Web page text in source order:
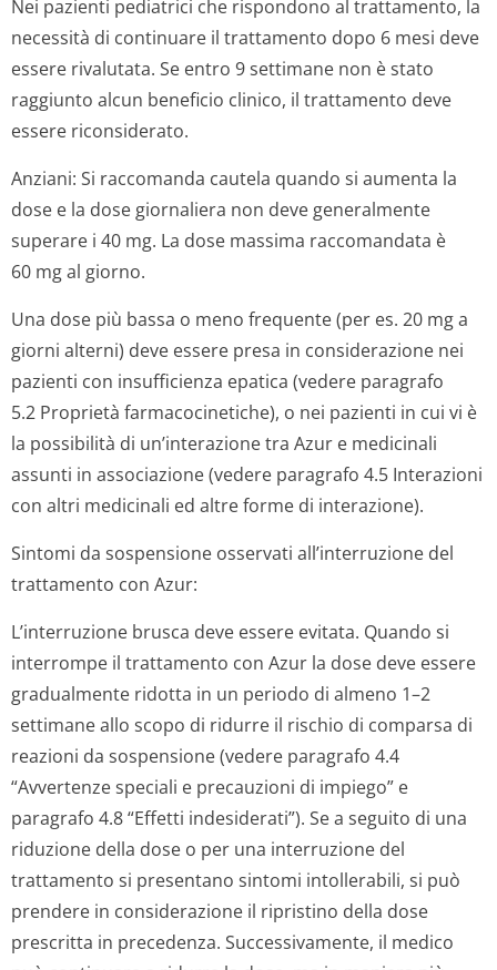
Nei pazienti pediatrici che rispondono al trattamento, la
necessità di continuare il trattamento dopo 6 mesi deve
essere rivalutata. Se entro 9 settimane non è stato
raggiunto alcun beneficio clinico, il trattamento deve
essere riconsiderato.
Anziani: Si raccomanda cautela quando si aumenta la
dose e la dose giornaliera non deve generalmente
superare i 40 mg. La dose massima raccomandata è
60 mg al giorno.
Una dose più bassa o meno frequente (per es. 20 mg a
giorni alterni) deve essere presa in considerazione nei
pazienti con insufficienza epatica (vedere paragrafo
5.2 Proprietà farmacocinetiche), o nei pazienti in cui vi è
la possibilità di un’interazione tra Azur e medicinali
assunti in associazione (vedere paragrafo 4.5 Interazioni
con altri medicinali ed altre forme di interazione).
Sintomi da sospensione osservati all’interruzione del
trattamento con Azur:
L’interruzione brusca deve essere evitata. Quando si
interrompe il trattamento con Azur la dose deve essere
gradualmente ridotta in un periodo di almeno 1–2
settimane allo scopo di ridurre il rischio di comparsa di
reazioni da sospensione (vedere paragrafo 4.4
“Avvertenze speciali e precauzioni di impiego” e
paragrafo 4.8 “Effetti indesiderati”). Se a seguito di una
riduzione della dose o per una interruzione del
trattamento si presentano sintomi intollerabili, si può
prendere in considerazione il ripristino della dose
prescritta in precedenza. Successivamente, il medico